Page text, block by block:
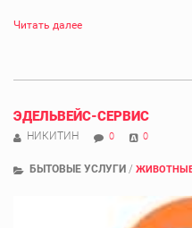
Читать далее
ЭДЕЛЬВЕЙС-СЕРВИС
НИКИТИН 0 0
БЫТОВЫЕ УСЛУГИ / ЖИВОТНЫЕ